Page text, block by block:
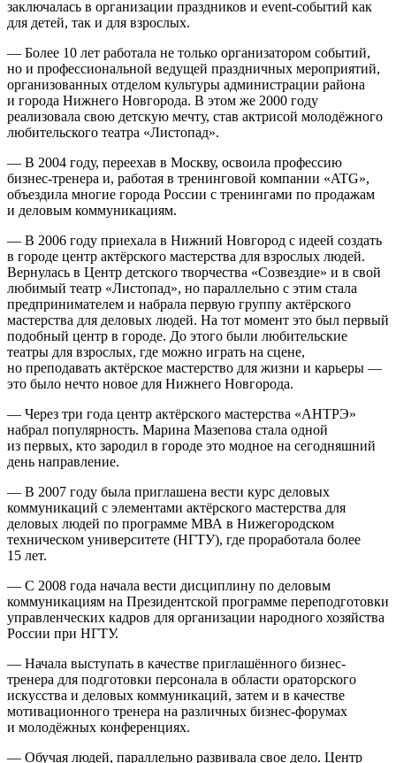
заключалась в организации праздников и event-событий как
для детей, так и для взрослых.
— Более 10 лет работала не только организатором событий,
но и профессиональной ведущей праздничных мероприятий,
организованных отделом культуры администрации района
и города Нижнего Новгорода. В этом же 2000 году
реализовала свою детскую мечту, став актрисой молодёжного
любительского театра «Листопад».
— В 2004 году, переехав в Москву, освоила профессию
бизнес-тренера и, работая в тренинговой компании «ATG»,
объездила многие города России с тренингами по продажам
и деловым коммуникациям.
— В 2006 году приехала в Нижний Новгород с идеей создать
в городе центр актёрского мастерства для взрослых людей.
Вернулась в Центр детского творчества «Созвездие» и в свой
любимый театр «Листопад», но параллельно с этим стала
предпринимателем и набрала первую группу актёрского
мастерства для деловых людей. На тот момент это был первый
подобный центр в городе. До этого были любительские
театры для взрослых, где можно играть на сцене,
но преподавать актёрское мастерство для жизни и карьеры —
это было нечто новое для Нижнего Новгорода.
— Через три года центр актёрского мастерства «АНТРЭ»
набрал популярность. Марина Мазепова стала одной
из первых, кто зародил в городе это модное на сегодняшний
день направление.
— В 2007 году была приглашена вести курс деловых
коммуникаций с элементами актёрского мастерства для
деловых людей по программе МВА в Нижегородском
техническом университете (НГТУ), где проработала более
15 лет.
— С 2008 года начала вести дисциплину по деловым
коммуникациям на Президентской программе переподготовки
управленческих кадров для организации народного хозяйства
России при НГТУ.
— Начала выступать в качестве приглашённого бизнес-
тренера для подготовки персонала в области ораторского
искусства и деловых коммуникаций, затем и в качестве
мотивационного тренера на различных бизнес-форумах
и молодёжных конференциях.
— Обучая людей, параллельно развивала свое дело. Центр